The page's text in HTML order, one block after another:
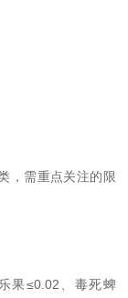
，需重点关注的限
果≤0.02、毒死蜱